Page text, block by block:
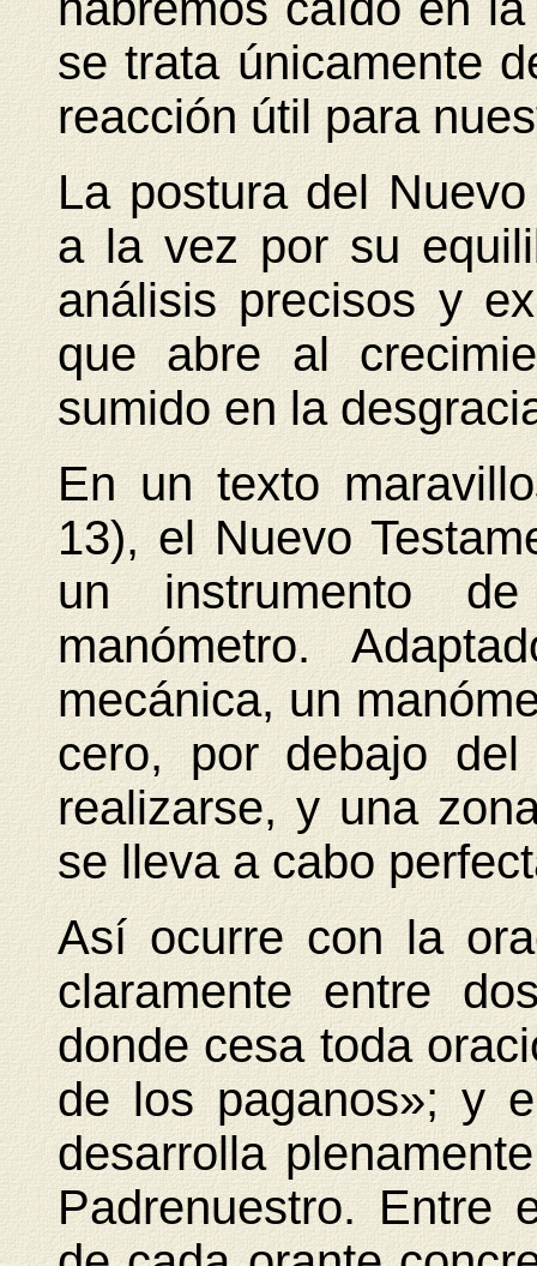
se trata únicamente
reacción útil para
La postura del
a la vez por su
análisis precisos y
que abre al
sumido en la
En un texto
13), el Nuevo
un instrumento
manómetro.
mecánica, un
cero, por debajo
realizarse, y una
se lleva a cabo
Así ocurre con la
claramente entre
donde cesa toda
de los paganos»; y
desarrolla
Padrenuestro. Entre